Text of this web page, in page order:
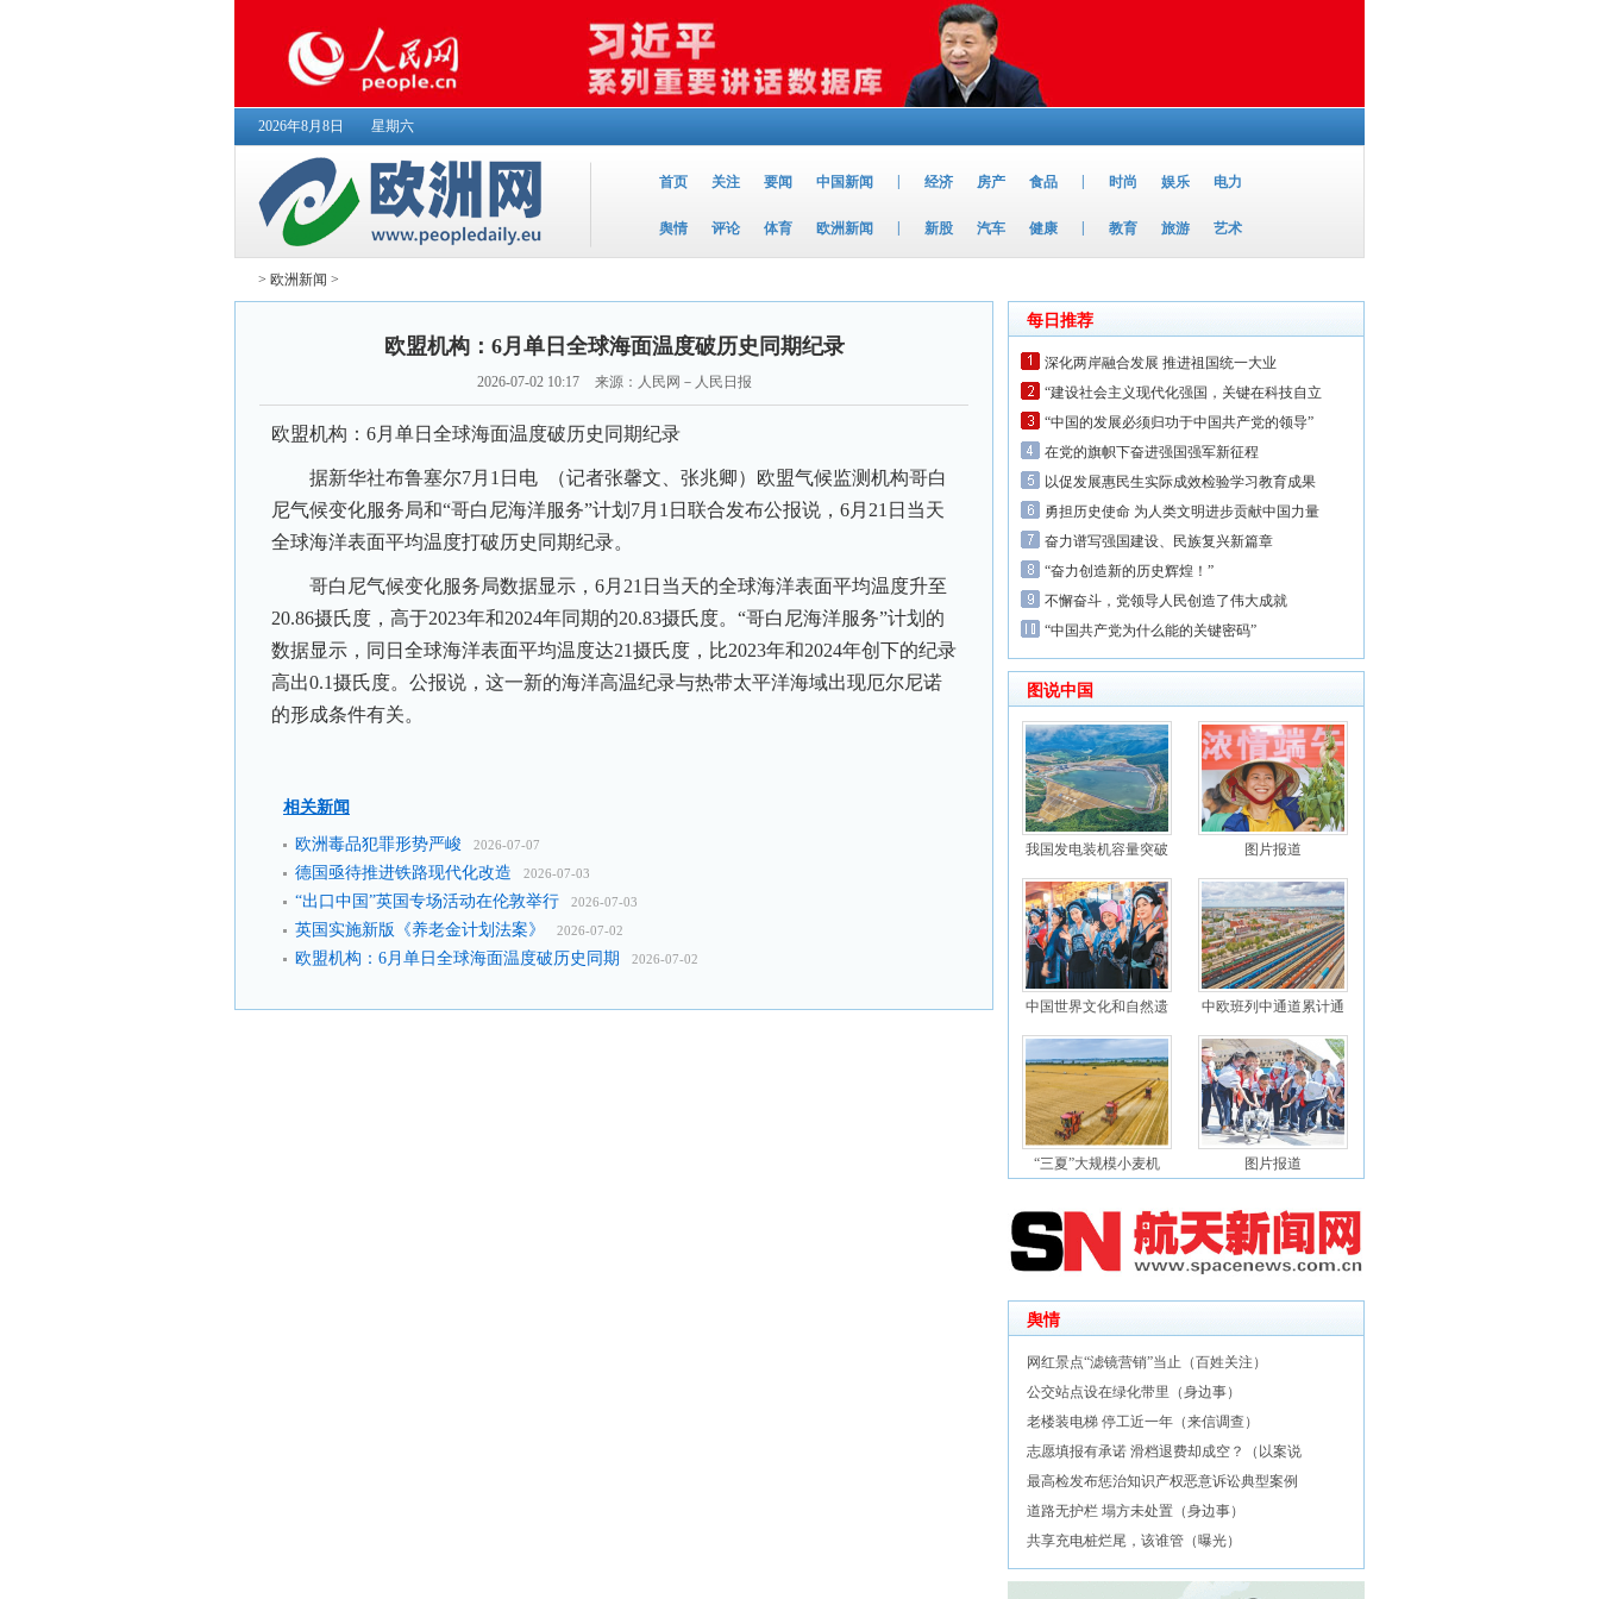
2026年8月8日 星期六
首页 关注 要闻 中国新闻 经济 房产 食品 时尚 娱乐 电力
舆情 评论 体育 欧洲新闻 新股 汽车 健康 教育 旅游 艺术
> 欧洲新闻 >
欧盟机构：6月单日全球海面温度破历史同期纪录
2026-07-02 10:17 来源：人民网－人民日报
欧盟机构：6月单日全球海面温度破历史同期纪录
据新华社布鲁塞尔7月1日电 （记者张馨文、张兆卿）欧盟气候监测机构哥白
尼气候变化服务局和“哥白尼海洋服务”计划7月1日联合发布公报说，6月21日当天
全球海洋表面平均温度打破历史同期纪录。
哥白尼气候变化服务局数据显示，6月21日当天的全球海洋表面平均温度升至
20.86摄氏度，高于2023年和2024年同期的20.83摄氏度。“哥白尼海洋服务”计划的
数据显示，同日全球海洋表面平均温度达21摄氏度，比2023年和2024年创下的纪录
高出0.1摄氏度。公报说，这一新的海洋高温纪录与热带太平洋海域出现厄尔尼诺
的形成条件有关。
相关新闻
欧洲毒品犯罪形势严峻 2026-07-07
德国亟待推进铁路现代化改造 2026-07-03
“出口中国”英国专场活动在伦敦举行 2026-07-03
英国实施新版《养老金计划法案》 2026-07-02
欧盟机构：6月单日全球海面温度破历史同期 2026-07-02
每日推荐
深化两岸融合发展 推进祖国统一大业
“建设社会主义现代化强国，关键在科技自立
“中国的发展必须归功于中国共产党的领导”
在党的旗帜下奋进强国强军新征程
以促发展惠民生实际成效检验学习教育成果
勇担历史使命 为人类文明进步贡献中国力量
奋力谱写强国建设、民族复兴新篇章
“奋力创造新的历史辉煌！”
不懈奋斗，党领导人民创造了伟大成就
“中国共产党为什么能的关键密码”
图说中国
我国发电装机容量突破 图片报道
中国世界文化和自然遗 中欧班列中通道累计通
“三夏”大规模小麦机 图片报道
舆情
网红景点“滤镜营销”当止（百姓关注）
公交站点设在绿化带里（身边事）
老楼装电梯 停工近一年（来信调查）
志愿填报有承诺 滑档退费却成空？（以案说
最高检发布惩治知识产权恶意诉讼典型案例
道路无护栏 塌方未处置（身边事）
共享充电桩烂尾，该谁管（曝光）